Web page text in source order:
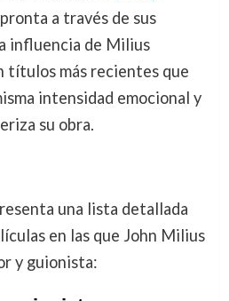
a través de sus
influencia de Milius
títulos más recientes que
intensidad emocional y
su obra.
una lista detallada
en las que John Milius
y guionista: